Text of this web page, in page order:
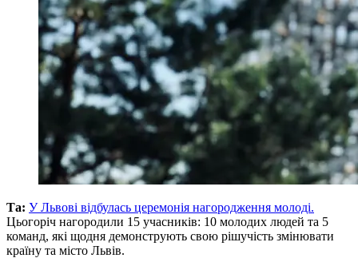
Та: У Львові відбулась церемонія нагородження молоді.
Цьогоріч нагородили 15 учасників: 10 молодих людей та 5
команд, які щодня демонструють свою рішучість змінювати
країну та місто Львів.